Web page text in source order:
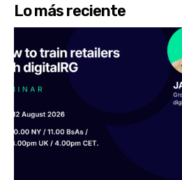
Lo más reciente